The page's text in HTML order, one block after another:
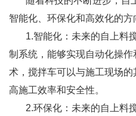
智能化、环保化和高效化的方
1.智能化：未来的自上料
制系统，能够实现自动化操
术，搅拌车可以与施工现场
高施工效率和安全性。
2.环保化：未来的自上料